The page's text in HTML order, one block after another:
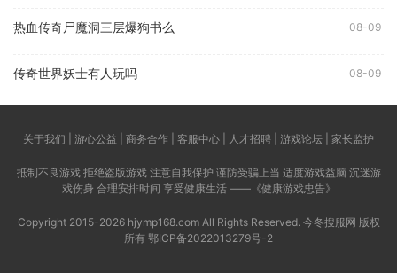
热血传奇尸魔洞三层爆狗书么 08-09
传奇世界妖士有人玩吗 08-09
关于我们 | 游心公益 | 商务合作 | 客服中心 | 人才招聘 | 游戏论坛 | 家长监护
抵制不良游戏 拒绝盗版游戏 注意自我保护 谨防受骗上当 适度游戏益脑 沉迷游
戏伤身 合理安排时间 享受健康生活 ——《健康游戏忠告》
Copyright 2015-2026 hjymp168.com All Rights Reserved. 今冬搜服网 版权
所有 鄂ICP备2022013279号-2